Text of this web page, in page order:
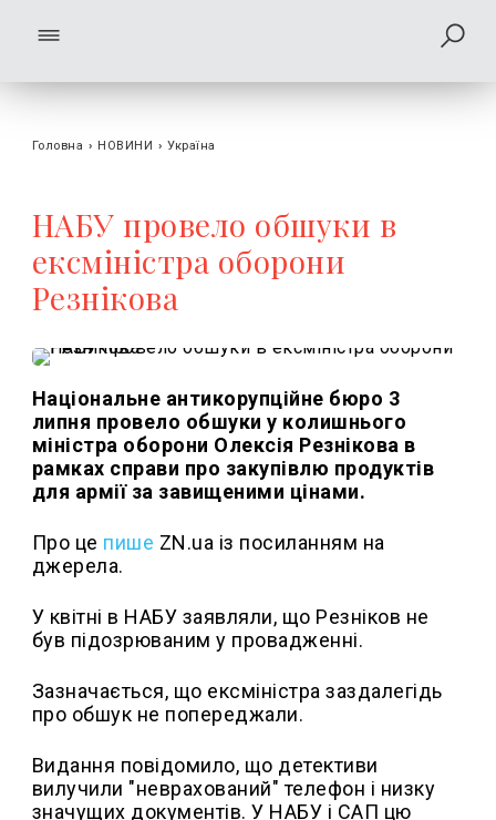
Головна › НОВИНИ › Україна
НАБУ провело обшуки в
ексміністра оборони
Резнікова
Національне антикорупційне бюро 3
липня провело обшуки у колишнього
міністра оборони Олексія Резнікова в
рамках справи про закупівлю продуктів
для армії за завищеними цінами.
Про це пише ZN.ua із посиланням на
джерела.
У квітні в НАБУ заявляли, що Резніков не
був підозрюваним у провадженні.
Зазначається, що ексміністра заздалегідь
про обшук не попереджали.
Видання повідомило, що детективи
вилучили "неврахований" телефон і низку
значущих документів. У НАБУ і САП цю